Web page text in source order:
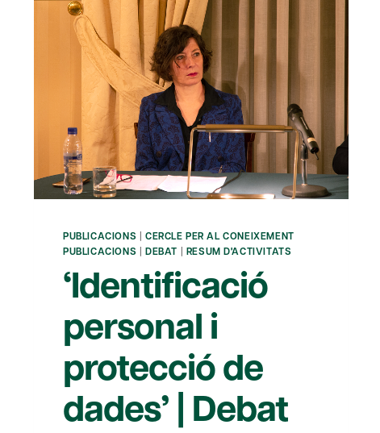
PUBLICACIONS | CERCLE PER AL CONEIXEMENT
PUBLICACIONS | DEBAT | RESUM D'ACTIVITATS
‘Identificació
personal i
protecció de
dades’ | Debat